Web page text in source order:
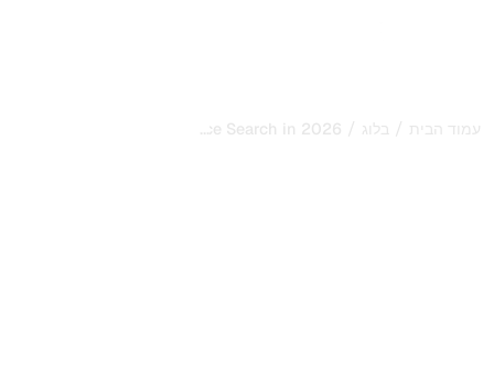
עמוד הבית / בלוג /
How to Optimize for Voice Search in 2026
...